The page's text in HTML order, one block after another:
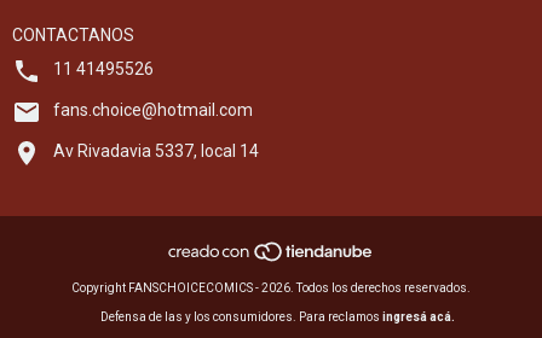
CONTACTANOS
11 41495526
fans.choice@hotmail.com
Av Rivadavia 5337, local 14
Copyright FANSCHOICECOMICS - 2026. Todos los derechos reservados.
Defensa de las y los consumidores. Para reclamos ingresá acá.